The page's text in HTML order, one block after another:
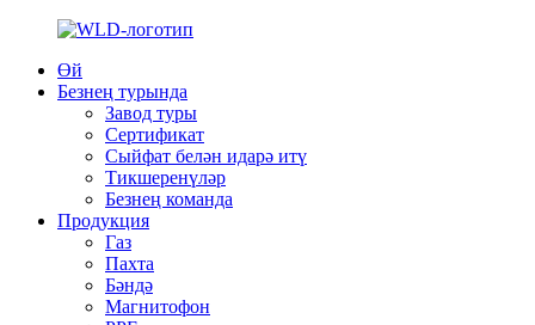
Өй
Безнең турында
Завод туры
Сертификат
Сыйфат белән идарә итү
Тикшеренүләр
Безнең команда
Продукция
Газ
Пахта
Бәндә
Магнитофон